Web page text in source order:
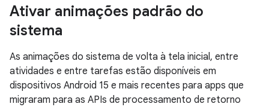
Ativar animações padrão do
sistema
As animações do sistema de volta à tela inicial, entre
atividades e entre tarefas estão disponíveis em
dispositivos Android 15 e mais recentes para apps que
migraram para as APIs de processamento de retorno